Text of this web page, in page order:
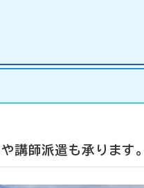
講師派遣も承ります。